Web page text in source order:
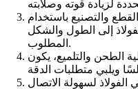
والتصنيع باستخدام
إلى الطول والشكل
المطلوب.
الطحن والتلميع، يكون
لسهولة الاتصال